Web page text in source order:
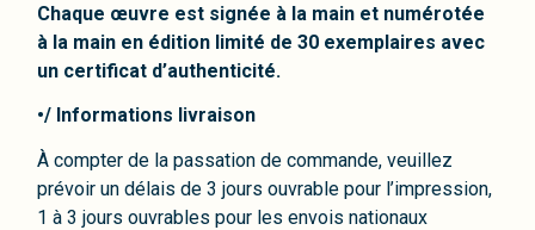
Chaque œuvre est signée à la main et numérotée
à la main en édition limité de 30 exemplaires avec
un certificat d’authenticité.
•/ Informations livraison
À compter de la passation de commande, veuillez
prévoir un délais de 3 jours ouvrable pour l’impression,
1 à 3 jours ouvrables pour les envois nationaux